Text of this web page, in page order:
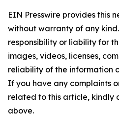
EIN Presswire provides this
without warranty of any
responsibility or liability for
images, videos, licenses,
reliability of the information
If you have any complaints
related to this article, kindly
above.